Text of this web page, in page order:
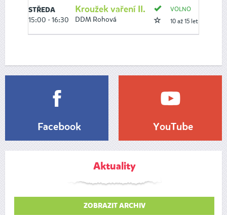
STŘEDA
15:00 - 16:30
Kroužek vaření II.
DDM Rohová
VOLNO
10 až 15 let
Facebook YouTube
Aktuality
ZOBRAZIT ARCHIV